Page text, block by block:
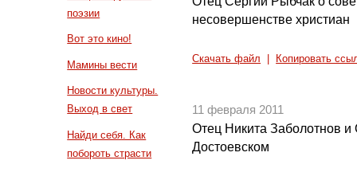
поэзии
Вот это кино!
Мамины вести
Новости культуры.
Выход в свет
Найди себя. Как
побороть страсти
несовершенстве христиан
Скачать файл Копировать
11 февраля 2011
Отец Никита Заболотнов
Достоевском